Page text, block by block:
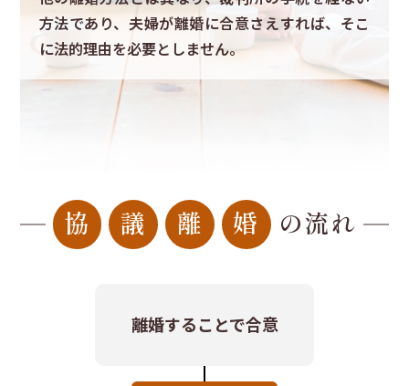
方法であり、夫婦が離婚に合意さえすれば、そこ
に法的理由を必要としません。
協 議 離 婚 の流れ
離婚することで合意